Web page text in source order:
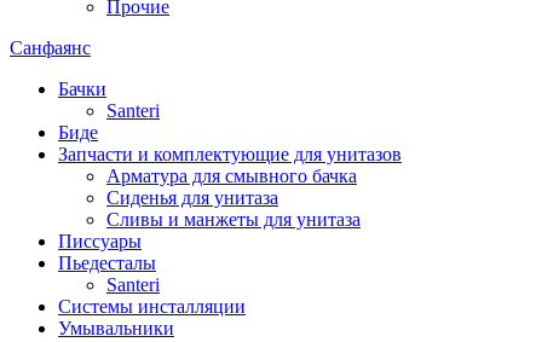
Прочие
Санфаянс
Бачки
Santeri
Биде
Запчасти и комплектующие для унитазов
Арматура для смывного бачка
Сиденья для унитаза
Сливы и манжеты для унитаза
Писсуары
Пьедесталы
Santeri
Системы инсталляции
Умывальники